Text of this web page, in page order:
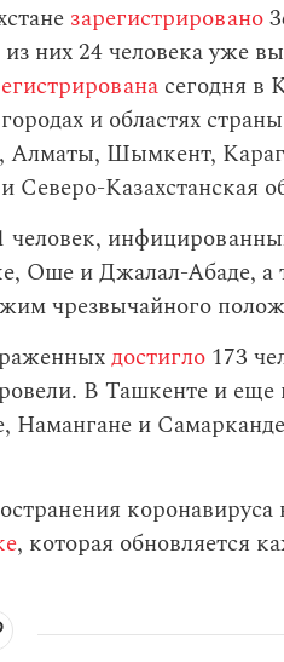
зарегистрировано
них 24 человека уже
сегодня в
и областях
, Алматы, Шымкент,
Казахстанская
человек,
Оше и Джалал-Абаде, а
чрезвычайного
достигло 173
В Ташкенте и еще
Намангане и
, которая обновляется